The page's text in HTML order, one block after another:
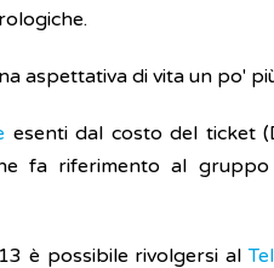
aspettativa di vita un po'
esenti dal costo del ticket
fa riferimento al gruppo
è possibile rivolgersi al